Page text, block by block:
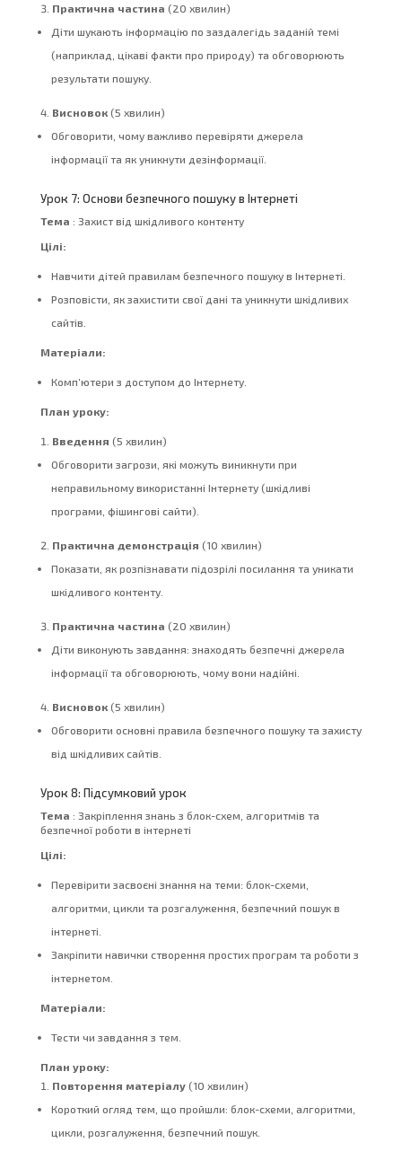
Практична частина (20 хвилин)
Діти шукають інформацію по заздалегідь заданій темі
(наприклад, цікаві факти про природу) та обговорюють
результати пошуку.
Висновок(5 хвилин)
Обговорити, чому важливо перевіряти джерела
інформації та як уникнути дезінформації.
Урок 7: Основи безпечного пошуку в Інтернеті
Тема : Захист від шкідливого контенту
Цілі:
Навчити дітей правилам безпечного пошуку в Інтернеті.
Розповісти, як захистити свої дані та уникнути шкідливих
сайтів.
Матеріали:
Комп’ютери з доступом до Інтернету.
План уроку:
Введення (5 хвилин)
Обговорити загрози, які можуть виникнути при
неправильному використанні Інтернету (шкідливі
програми, фішингові сайти).
Практична демонстрація (10 хвилин)
Показати, як розпізнавати підозрілі посилання та уникати
шкідливого контенту.
Практична частина (20 хвилин)
Діти виконують завдання: знаходять безпечні джерела
інформації та обговорюють, чому вони надійні.
Висновок(5 хвилин)
Обговорити основні правила безпечного пошуку та захисту
від шкідливих сайтів.
Урок 8: Підсумковий урок
Тема : Закріплення знань з блок-схем, алгоритмів та
безпечної роботи в інтернеті
Цілі:
Перевірити засвоєні знання на теми: блок-схеми,
алгоритми, цикли та розгалуження, безпечний пошук в
інтернеті.
Закріпити навички створення простих програм та роботи з
інтернетом.
Матеріали:
Тести чи завдання з тем.
План уроку:
Повторення матеріалу(10 хвилин)
Короткий огляд тем, що пройшли: блок-схеми, алгоритми,
цикли, розгалуження, безпечний пошук.